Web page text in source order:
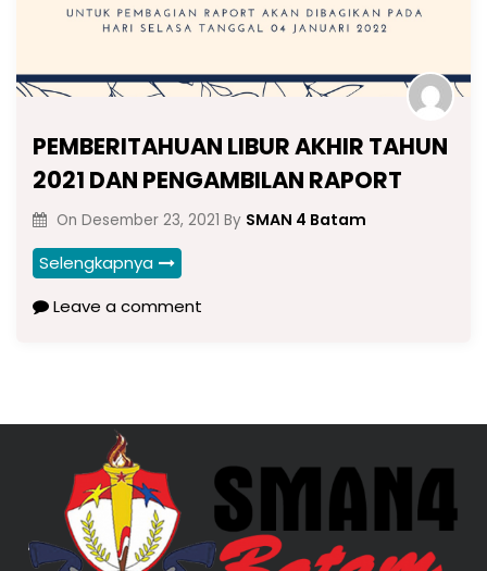
PEMBERITAHUAN LIBUR AKHIR TAHUN
2021 DAN PENGAMBILAN RAPORT
On Desember 23, 2021 By SMAN 4 Batam
Selengkapnya
Leave a comment